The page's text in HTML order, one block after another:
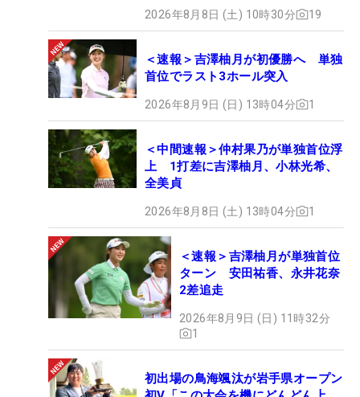
2026年8月8日 (土) 10時30分 19
＜速報＞吉澤柚月が初優勝へ 単独
首位でラスト3ホール突入
2026年8月9日 (日) 13時04分 1
＜中間速報＞仲村果乃が単独首位浮
上 1打差に吉澤柚月、小林光希、
全美貞
2026年8月8日 (土) 13時04分 1
＜速報＞吉澤柚月が単独首位
ターン 安田祐香、永井花奈
2差追走
2026年8月9日 (日) 11時32分
1
初出場の鳥海颯汰が岩手県オープン